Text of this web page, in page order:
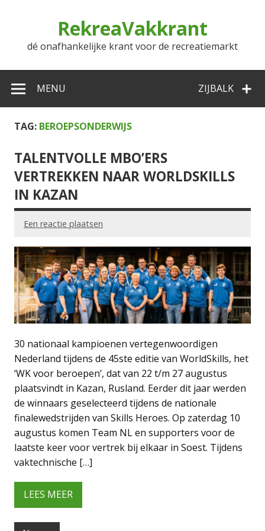
RekreaVakkrant
dé onafhankelijke krant voor de recreatiemarkt
ZIJBALK
MENU
TAG: BEROEPSONDERWIJS
TALENTVOLLE MBO’ERS
VERTREKKEN NAAR WORLDSKILLS
IN KAZAN
Een reactie plaatsen
30 nationaal kampioenen vertegenwoordigen
Nederland tijdens de 45ste editie van WorldSkills, het
‘WK voor beroepen’, dat van 22 t/m 27 augustus
plaatsvindt in Kazan, Rusland. Eerder dit jaar werden
de winnaars geselecteerd tijdens de nationale
finalewedstrijden van Skills Heroes. Op zaterdag 10
augustus komen Team NL en supporters voor de
laatste keer voor vertrek bij elkaar in Soest. Tijdens
vaktechnische […]
LEES MEER